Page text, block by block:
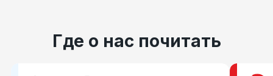
Строительные компании